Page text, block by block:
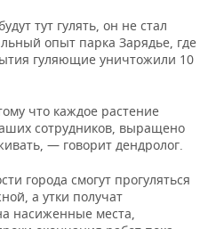
тут гулять, он не стал
опыт парка Зарядье, где
гуляющие уничтожили 10
что каждое растение
сотрудников, выращено
— говорит дендролог.
города смогут прогуляться
а утки получат
насиженные места,